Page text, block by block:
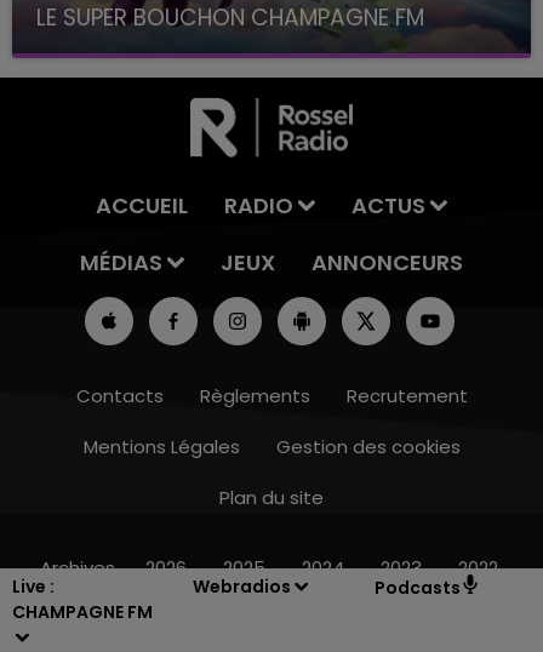
Live :
CHAMPAGNE FM
Webradios Podcasts
11h00 - 16h00
LE SUPER BOUCHON CHAMPAGNE FM
avec La Famille Champagne FM, à 8H10
ACCUEIL RADIO
ACTUS
MÉDIAS
JEUX ANNONCEURS
Contacts Règlements
Recrutement
Mentions Légales
Gestion des cookies
Plan du site
Archives 2026 2025 2024 2023 2022